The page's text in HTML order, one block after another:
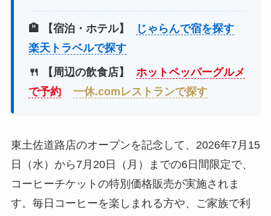
🏨 【宿泊・ホテル】
じゃらんで宿を探す
楽天トラベルで探す
🍴 【周辺の飲食店】
ホットペッパーグルメ
で予約
一休.comレストランで探す
東土佐道路店のオープンを記念して、2026年7月15
日（水）から7月20日（月）までの6日間限定で、
コーヒーチケットの特別価格販売が実施されま
す。毎日コーヒーを楽しまれる方や、ご家族で利